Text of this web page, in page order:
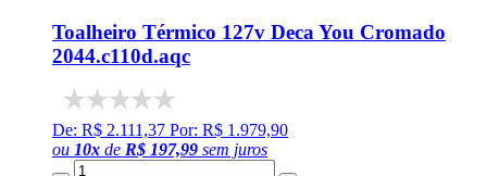
Toalheiro Térmico 127v Deca You Cromado
2044.c110d.aqc
De: R$ 2.111,37 Por: R$ 1.979,90
ou 10x de R$ 197,99 sem juros